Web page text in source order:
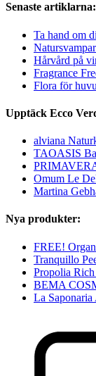
Senaste artiklarna:
Ta hand om
Hårvård på
Fragrance
Flora för
Upptäck Ecco
alviana
TAOASIS
Omum Le
Martina
Nya produkter:
FREE!
Tranquillo
Propolia
BEMA
La